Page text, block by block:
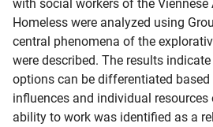
with social workers of the Viennese
Homeless were analyzed using
central phenomena of the
were described. The results
options can be differentiated
influences and individual
ability to work was identified as a